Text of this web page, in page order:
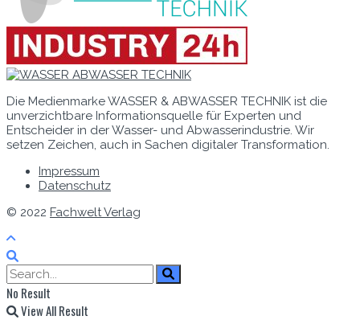
Die Medienmarke WASSER & ABWASSER TECHNIK ist die
unverzichtbare Informationsquelle für Experten und
Entscheider in der Wasser- und Abwasserindustrie. Wir
setzen Zeichen, auch in Sachen digitaler Transformation.
Impressum
Datenschutz
© 2022 Fachwelt Verlag
No Result
View All Result